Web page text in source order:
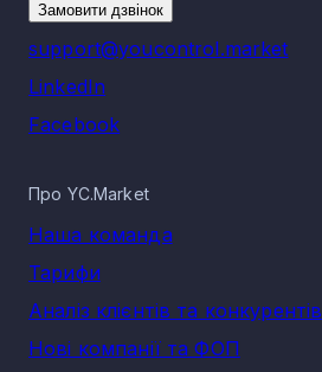
Замовити дзвінок
support@youcontrol.market
LinkedIn
Facebook
Про YC.Market
Наша команда
Тарифи
Аналіз клієнтів та конкурентів
Нові компанії та ФОП